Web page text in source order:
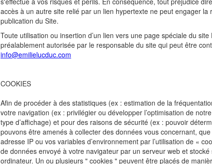
accès à un autre site relié par un lien hypertexte ne peut engager la
publication du Site.
Toute utilisation ou insertion d’un lien vers une page spéciale du
préalablement autorisée par le responsable du site qui peut être
info@emilielucduc.com
COOKIES
Afin de procéder à des statistiques (ex : estimation de la
votre navigation (ex : privilégier ou développer l’optimisation de
type d’affichage) et pour des raisons de sécurité (ex : pouvoir
pouvons être amenés à collecter des données vous concernant,
adresse IP ou vos variables d’environnement par l’utilisation de «
de données envoyé à votre navigateur par un serveur web et
ordinateur. Un ou plusieurs " cookies " peuvent être placés de